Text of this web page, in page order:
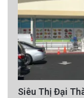
Siêu Thị Đại